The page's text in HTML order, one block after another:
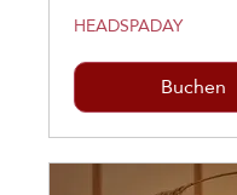
HEADSPADAY
Buchen